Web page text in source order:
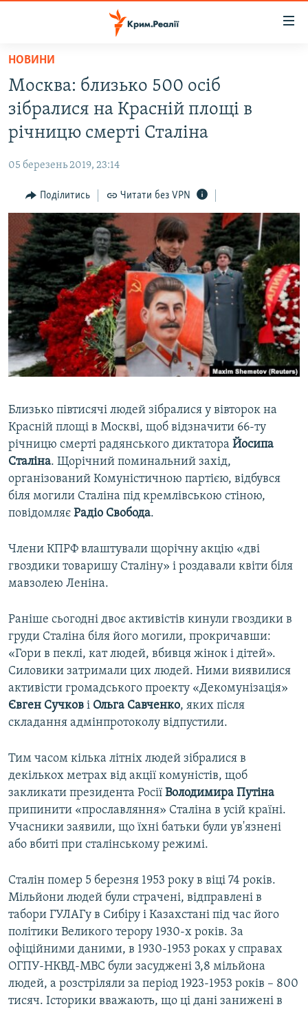
Перейти
основного
матеріалу
Перейти
до
основної
навігації
Перейти
до
пошуку
ВОДА.КРИМ
ВІДЕО ТА ФОТО
БЛОГИ
ПОГЛЯД
ІНТЕРВ'Ю
ВСЕ ЗА ДЕНЬ
СПЕЦПРОЕКТИ
ДЕПОРТАЦІЯ
ВІДЕОУРОКИ «ELIFBE»
СВІДЧЕННЯ ОКУПАЦІЇ
УКРАЇНСЬКА ПРОБЛЕМА КРИМУ
ЯК ОБІЙТИ БЛОКУВАННЯ
Русский
Qırımtatar
Усі сайти RFE/RL
НОВИНИ
Москва: близько 500 осіб
зібралися на Красній площі в
річницю смерті Сталіна
05 березень 2019, 23:14
Поділитись Читати без VPN
Близько півтисячі людей зібралися у вівторок на
Красній площі в Москві, щоб відзначити 66-ту
річницю смерті радянського диктатора Йосипа
Сталіна. Щорічний поминальний захід,
організований Комуністичною партією, відбувся
біля могили Сталіна під кремлівською стіною,
повідомляє Радіо Свобода.
Члени КПРФ влаштували щорічну акцію «дві
гвоздики товаришу Сталіну» і роздавали квіти біля
мавзолею Леніна.
Раніше сьогодні двоє активістів кинули гвоздики в
груди Сталіна біля його могили, прокричавши:
«Гори в пеклі, кат людей, вбивця жінок і дітей».
Силовики затримали цих людей. Ними виявилися
активісти громадського проекту «Декомунізація»
Євген Сучков і Ольга Савченко, яких після
складання адмінпротоколу відпустили.
Тим часом кілька літніх людей зібралися в
декількох метрах від акції комуністів, щоб
закликати президента Росії Володимира Путіна
припинити «прославляння» Сталіна в усій країні.
Учасники заявили, що їхні батьки були ув'язнені
або вбиті при сталінському режимі.
Сталін помер 5 березня 1953 року в віці 74 років.
Мільйони людей були страчені, відправлені в
табори ГУЛАГу в Сибіру і Казахстані під час його
політики Великого терору 1930-х років. За
офіційними даними, в 1930-1953 роках у справах
ОГПУ-НКВД-МВС були засуджені 3,8 мільйона
людей, а розстріляли за період 1923-1953 років – 800
тисяч. Історики вважають, що ці дані занижені в